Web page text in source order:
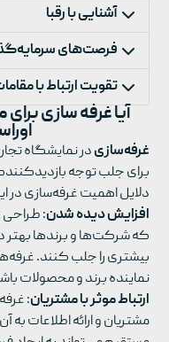
آشنایی با رقبا
فرصت‌های
تقویت ارتباط با
آیا غرفه سازی
غرفه‌سازیدر نمایشگاه
برای جلب توجه
دلایل اهمیت غرفه‌سازی در
افزایش دیده شدن: طراحی
که شرکت‌ها و برندها بهتر
بیشتری را جلب کنند.
نماینده‌ برند و محصولات
ارتباط موثر با مشتریان:
مشتریان و ارائه اطلاعات